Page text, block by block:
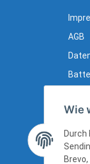
AGB
Wie
Durch